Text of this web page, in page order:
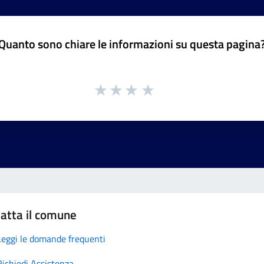
sono chiare le informazioni su questa
il comune
le domande frequenti